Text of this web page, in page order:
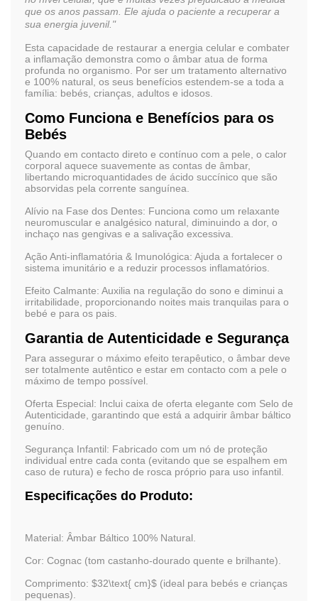
que os anos passam. Ele ajuda o paciente a recuperar a
sua energia juvenil."
Esta capacidade de restaurar a energia celular e combater
a inflamação demonstra como o âmbar atua de forma
profunda no organismo. Por ser um tratamento alternativo
e 100% natural , os seus benefícios estendem-se a toda a
família: bebés, crianças, adultos e idosos
Como Funciona e Benefícios para os
Bebés
Quando em contacto direto e contínuo com a pele, o calor
corporal aquece suavemente as contas de âmbar,
libertando microquantidades de ácido succínico que são
absorvidas pela corrente sanguínea.
Alívio na Fase dos Dentes: Funciona como um relaxante
neuromuscular e analgésico natural, diminuindo a dor, o
inchaço nas gengivas e a salivação excessiva.
Ação Anti-inflamatória & Imunológica: Ajuda a fortalecer o
sistema imunitário e a reduzir processos inflamatórios.
Efeito Calmante: Auxilia na regulação do sono e diminui a
irritabilidade, proporcionando noites mais tranquilas para o
bebé e para os pais.
Garantia de Autenticidade e Segurança
Para assegurar o máximo efeito terapêutico, o âmbar deve
ser totalmente autêntico e estar em contacto com a pele o
máximo de tempo possível.
Oferta Especial: Inclui caixa de oferta elegante com Selo de
Autenticidade , garantindo que está a adquirir âmbar báltico
genuíno.
Segurança Infantil: Fabricado com um nó de proteção
individual entre cada conta (evitando que se espalhem em
caso de rutura) e fecho de rosca próprio para uso infantil.
Especificações do Produto:
Material: Âmbar Báltico 100% Natural.
Cor: Cognac (tom castanho-dourado quente e brilhante).
Comprimento: $32\text{ cm}$ (ideal para bebés e crianças
pequenas).